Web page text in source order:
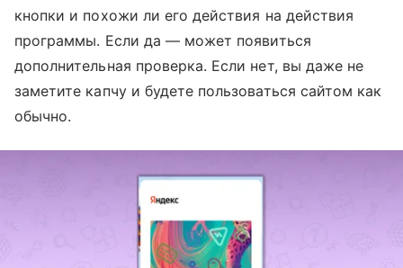
кнопки и похожи ли его действия на действия
программы. Если да — может появиться
дополнительная проверка. Если нет, вы даже не
заметите капчу и будете пользоваться сайтом как
обычно.